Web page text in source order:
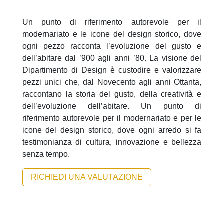
Un punto di riferimento autorevole per il
modernariato e le icone del design storico, dove
ogni pezzo racconta l’evoluzione del gusto e
dell’abitare dal ’900 agli anni ’80. La visione del
Dipartimento di Design è custodire e valorizzare
pezzi unici che, dal Novecento agli anni Ottanta,
raccontano la storia del gusto, della creatività e
dell’evoluzione dell’abitare. Un punto di
riferimento autorevole per il modernariato e per le
icone del design storico, dove ogni arredo si fa
testimonianza di cultura, innovazione e bellezza
senza tempo.
RICHIEDI UNA VALUTAZIONE